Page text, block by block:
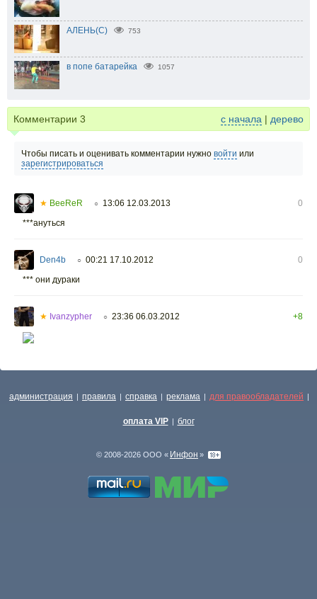
АЛЕНЬ(С) 753
в попе батарейка 1057
Комментарии 3 с начала | дерево
Чтобы писать и оценивать комментарии нужно войти или
зарегистрироваться
★ BeeReR ○ 13:06 12.03.2013
0
***ануться
Den4b ○ 00:21 17.10.2012
0
*** они дураки
★ Ivanzypher ○ 23:36 06.03.2012 +8
администрация | правила | справка | реклама | для правообладателей |
оплата VIP | блог
© 2008-2026 ООО « Инфон »